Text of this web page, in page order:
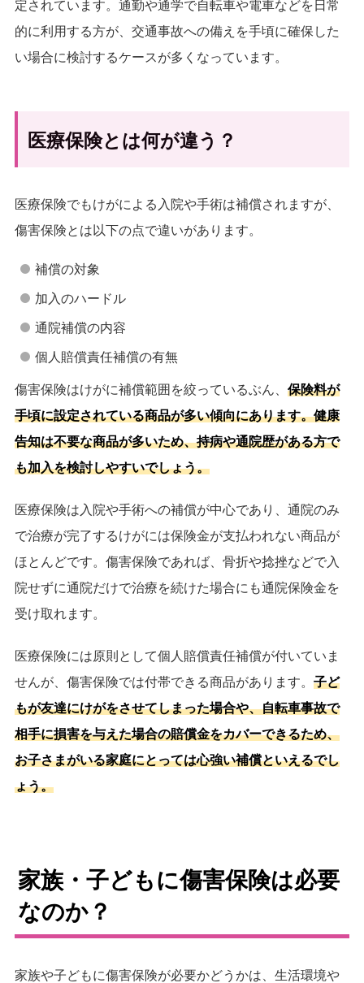
定されています。通勤や通学で自転車や電車などを日常
的に利用する方が、交通事故への備えを手頃に確保した
い場合に検討するケースが多くなっています。
医療保険とは何が違う？
医療保険でもけがによる入院や手術は補償されますが、
傷害保険とは以下の点で違いがあります。
補償の対象
加入のハードル
通院補償の内容
個人賠償責任補償の有無
傷害保険はけがに補償範囲を絞っているぶん、 保険料が
手頃に設定されている商品が多い傾向にあります。健康
告知は不要な商品が多いため、持病や通院歴がある方で
も加入を検討しやすいでしょう。
医療保険は入院や手術への補償が中心であり、通院のみ
で治療が完了するけがには保険金が支払われない商品が
ほとんどです。傷害保険であれば、骨折や捻挫などで入
院せずに通院だけで治療を続けた場合にも通院保険金を
受け取れます。
医療保険には原則として個人賠償責任補償が付いていま
せんが、傷害保険では付帯できる商品があります。 子ど
もが友達にけがをさせてしまった場合や、自転車事故で
相手に損害を与えた場合の賠償金をカバーできるため、
お子さまがいる家庭にとっては心強い補償といえるでし
ょう。
家族・子どもに傷害保険は必要
なのか？
家族や子どもに傷害保険が必要かどうかは、生活環境や